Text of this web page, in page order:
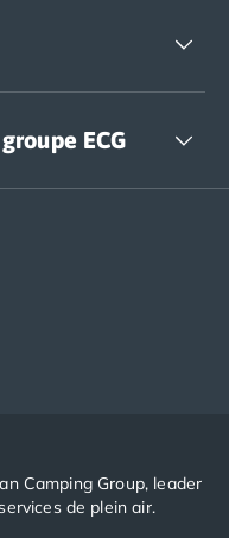
ECG
Camping Group, leader
de plein air.